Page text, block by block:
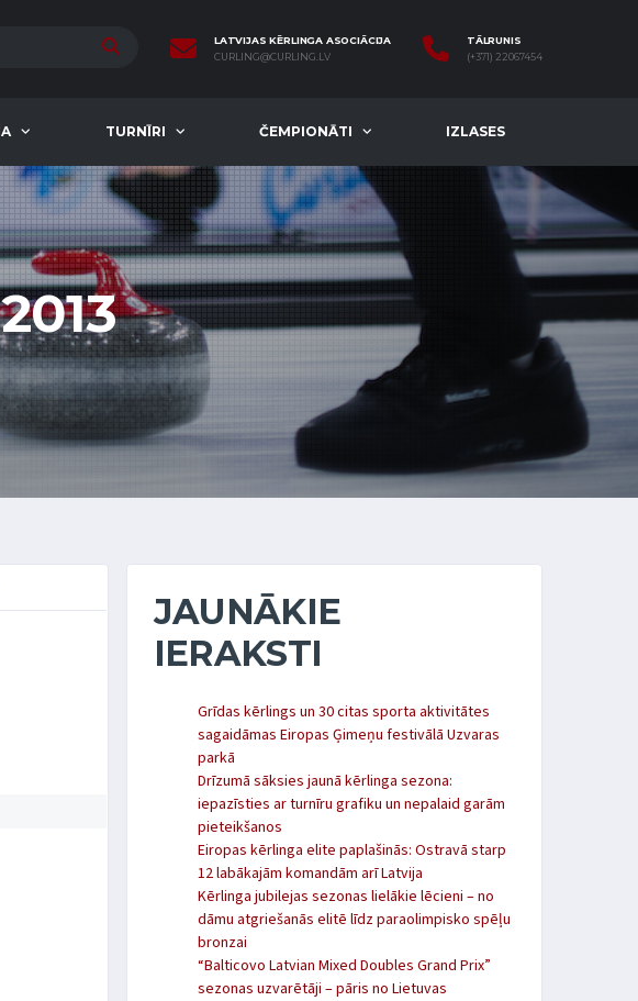
LATVIJAS KĒRLINGA ASOCIĀCIJA
CURLING@CURLING.LV
TĀLRUNIS
(+371) 22067454
TURNĪRI ČEMPIONĀTI IZLASES
JAUNĀKIE
IERAKSTI
Grīdas kērlings un 30 citas sporta aktivitātes
sagaidāmas Eiropas Ģimeņu festivālā Uzvaras
parkā
Drīzumā sāksies jaunā kērlinga sezona:
iepazīsties ar turnīru grafiku un nepalaid garām
pieteikšanos
Eiropas kērlinga elite paplašinās: Ostravā starp
12 labākajām komandām arī Latvija
Kērlinga jubilejas sezonas lielākie lēcieni – no
dāmu atgriešanās elitē līdz paraolimpisko spēļu
bronzai
“Balticovo Latvian Mixed Doubles Grand Prix”
sezonas uzvarētāji – pāris no Lietuvas